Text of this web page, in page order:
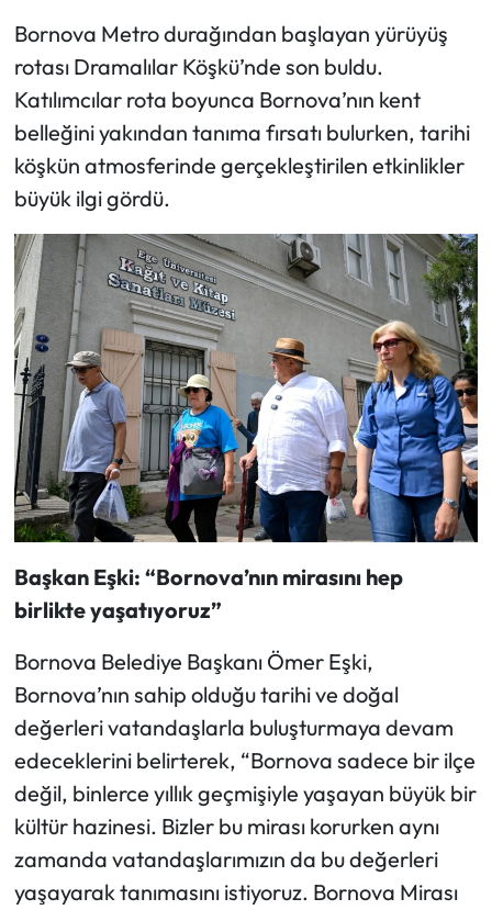
Bornova Metro durağından başlayan yürüyüş
rotası Dramalılar Köşkü’nde son buldu.
Katılımcılar rota boyunca Bornova’nın kent
belleğini yakından tanıma fırsatı bulurken, tarihi
köşkün atmosferinde gerçekleştirilen etkinlikler
büyük ilgi gördü.
Başkan Eşki: “Bornova’nın mirasını hep
birlikte yaşatıyoruz”
Bornova Belediye Başkanı Ömer Eşki,
Bornova’nın sahip olduğu tarihi ve doğal
değerleri vatandaşlarla buluşturmaya devam
edeceklerini belirterek, “Bornova sadece bir ilçe
değil, binlerce yıllık geçmişiyle yaşayan büyük bir
kültür hazinesi. Bizler bu mirası korurken aynı
zamanda vatandaşlarımızın da bu değerleri
yaşayarak tanımasını istiyoruz. Bornova Mirası